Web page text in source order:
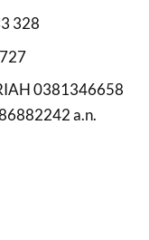
328
0381346658
a.n.